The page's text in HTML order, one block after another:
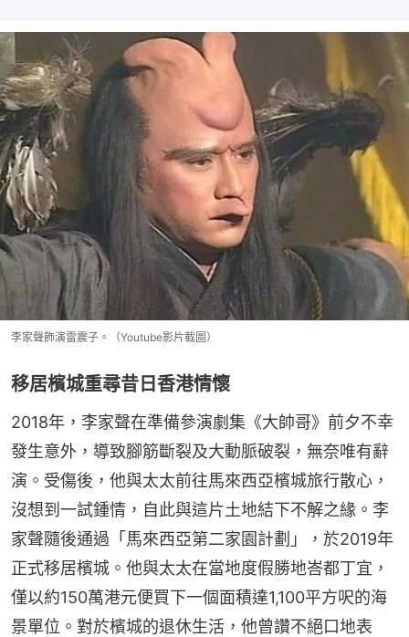
李家聲飾演雷震子。（Youtube影片截圖）
移居檳城重尋昔日香港情懷
2018年，李家聲在準備參演劇集《大帥哥》前夕不幸
發生意外，導致腳筋斷裂及大動脈破裂，無奈唯有辭
演。受傷後，他與太太前往馬來西亞檳城旅行散心，
沒想到一試鍾情，自此與這片土地結下不解之緣。李
家聲隨後通過「馬來西亞第二家園計劃」，於2019年
正式移居檳城。他與太太在當地度假勝地峇都丁宜，
僅以約150萬港元便買下一個面積達1,100平方呎的海
景單位。對於檳城的退休生活，他曾讚不絕口地表